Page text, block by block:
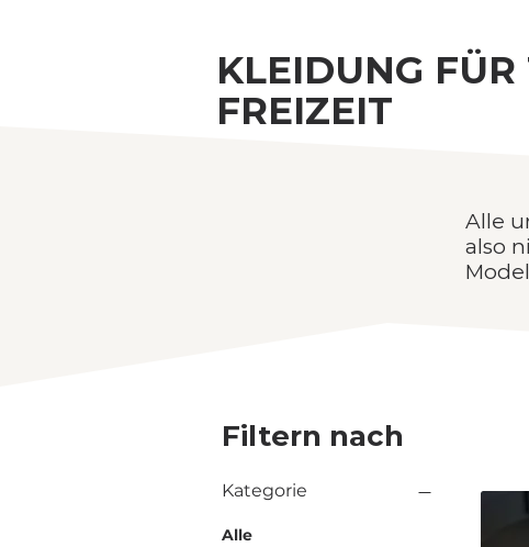
KLEIDUNG
FREIZEIT
Alle
also
Filtern nach
Kategorie
Alle